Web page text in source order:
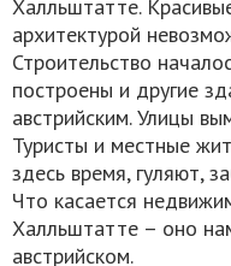
Халльштатте.
архитектурой
Строительство
построены и другие
австрийским. Улицы
Туристы и местные
здесь время, гуляют,
Что касается
Халльштатте – оно
австрийском.